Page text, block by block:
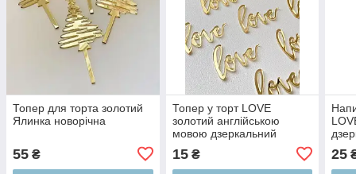
Топер для торта золотий
Ялинка новорічна
55 ₴
Топер у торт LOVE
золотий англійською
мовою дзеркальний
15₴ 25